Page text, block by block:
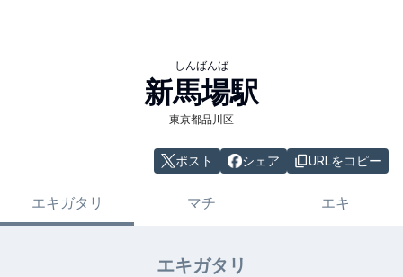
しんばんば
新馬場駅
東京都品川区
ポスト シェア URLをコピー
エキガタリ マチ エキ
エキガタリ